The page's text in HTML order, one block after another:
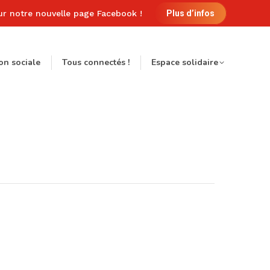
notre nouvelle page Facebook ! Plus d’infos
sociale Tous connectés ! Espace solidaire